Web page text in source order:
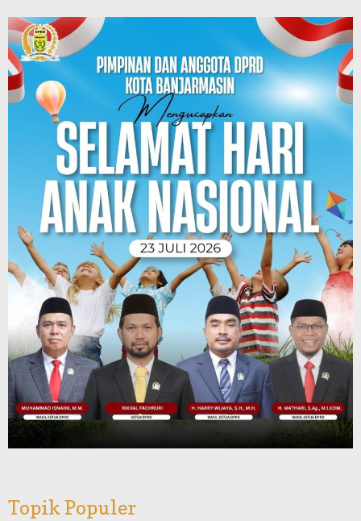
Topik Populer